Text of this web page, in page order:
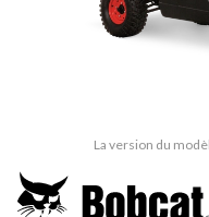
La version du